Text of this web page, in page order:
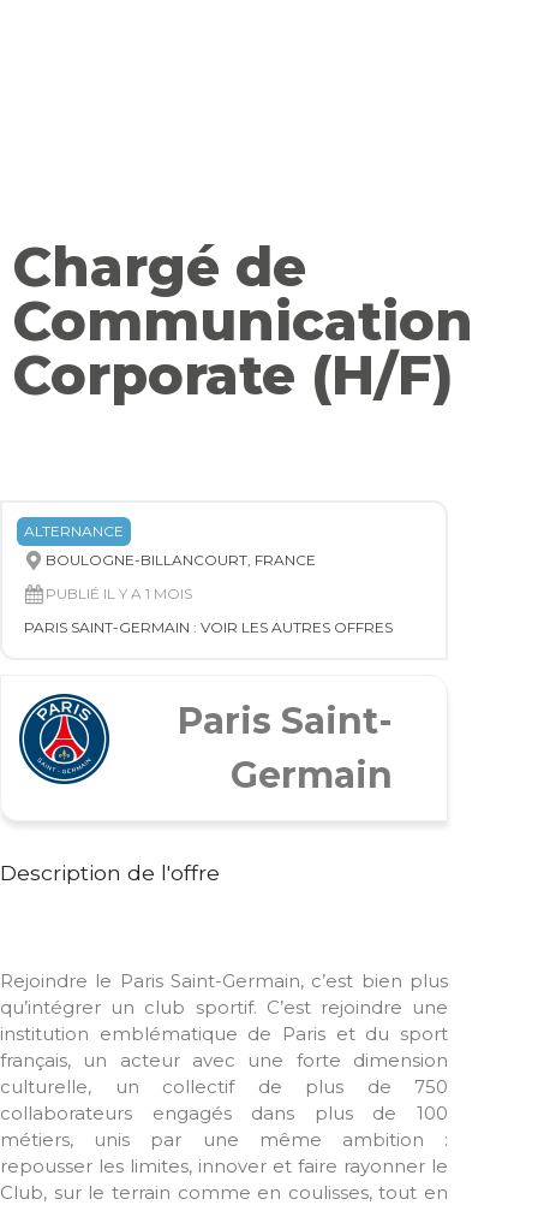
Chargé de
Communication
Corporate (H/F)
ALTERNANCE
BOULOGNE-BILLANCOURT, FRANCE
PUBLIÉ IL Y A 1 MOIS
PARIS SAINT-GERMAIN : VOIR LES AUTRES OFFRES
Paris Saint-
Germain
Description de l'offre
Rejoindre le Paris Saint-Germain, c’est bien plus
qu’intégrer un club sportif. C’est rejoindre une
institution emblématique de Paris et du sport
français, un acteur avec une forte dimension
culturelle, un collectif de plus de 750
collaborateurs engagés dans plus de 100
métiers, unis par une même ambition :
repousser les limites, innover et faire rayonner le
Club, sur le terrain comme en coulisses, tout en